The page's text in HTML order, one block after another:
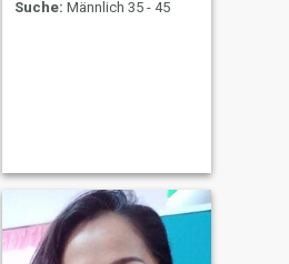
Suche: Männlich 35 - 45